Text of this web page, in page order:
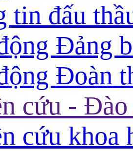
tin đấu
Đảng
Đoàn
cứu - Đào
cứu khoa